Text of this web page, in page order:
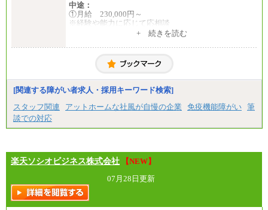
中途：
①月給 230,000円～
※経験や能力に応じて応相談
+ 続きを読む
[関連する障がい者求人・採用キーワード検索]
スタッフ関連
アットホームな社風が自慢の企業 免疫機能障がい 筆
談での対応
楽天ソシオビジネス株式会社
【NEW】
07月28日更新